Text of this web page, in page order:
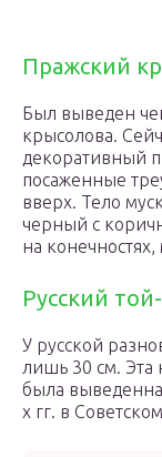
Пражский
Был выведен
крысолова.
декоративный
посаженные
вверх. Тело
черный с
на
Русский
У русской
лишь 30 см. Эта
была
х гг. в